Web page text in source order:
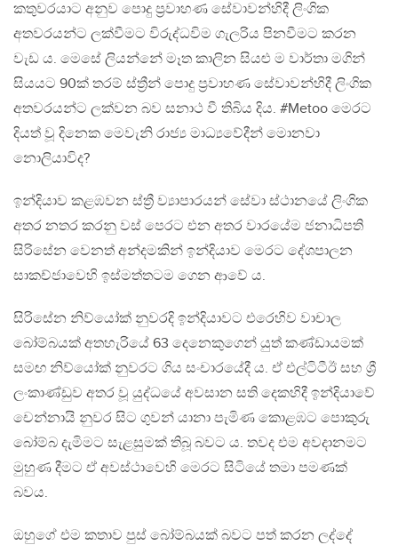
කතුවරයාට අනුව පොදු ප්‍රවාහණ සේවාවන්හිදී ලිංගික
අතවරයන්ට ලක්වීමට විරුද්ධවිම ගැලරිය පිනවීමට කරන
වැඩ ය. මෙසේ ලියන්නේ මෑත කාලින සියළු ම වාර්තා මගින්
සියයට 90ක් තරම් ස්ත්‍රීන් පොදු ප්‍රවාහණ සේවාවන්හිදී ලිංගික
අතවරයන්ට ලක්වන බව සනාථ වී තිබිය දිය. #Metoo මෙරට
දියත් වූ දිනෙක මෙවැනි රාජ්‍ය මාධ්‍යවේදීන් මොනවා
නොලියාවිද?
ඉන්දියාව කළඹවන ස්ත්‍රී ව්‍යාපාරයන් සේවා ස්ථානයේ ලිංගික
අතර නතර කරනු වස් පෙරට එන අතර වාරයේම ජනාධිපති
සිරිසේන වෙනත් අන්දමකින් ඉන්දියාව මෙරට දේශපාලන
සාකච්ජාවෙහි ඉස්මත්තටම ගෙන ආවේ ය.
සිරිසේන නිව්යෝක් නුවරදි ඉන්දියාවට එරෙහිව වාචාල
බෝම්බයක් අතහැරියේ 63 දෙනෙකුගෙන් යුත් කණ්ඩායමක්
සමඟ නිව්යෝක් නුවරට ගිය සංචාරයේදී ය. ඒ එල්ටිටීඊ සහ ශ්‍රී
ලංකාණ්ඩුව අතර වූ යුද්ධයේ අවසාන සති දෙකහිදී ඉන්දියාවේ
චෙන්නායි නුවර සිට ගුවන් යානා පැමිණ කොළඹට පොකුරු
බෝම්බ දැමිමට සැළසුමක් තිබූ බවට ය. තවද එම අවදානමට
මුහුණ දීමට ඒ අවස්ථාවෙහි මෙරට සිටියේ තමා පමණක්
බවය.
ඔහුගේ එම කතාව පුස් බෝම්බයක් බවට පත් කරන ලද්දේ